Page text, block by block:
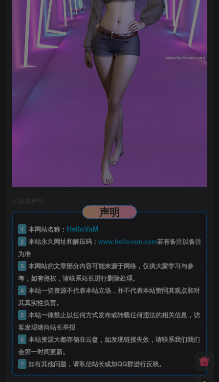
版权声明
声明
1 本网站名称： HelloVaM
2 本站永久网址和解压码： www.hellovam.com若有备注以备注
为准
3 本网站的文章部分内容可能来源于网络，仅供大家学习与参
考，如有侵权，请联系站长进行删除处理。
4 本站一切资源不代表本站立场，并不代表本站赞同其观点和对
其真实性负责。
5 本站一律禁止以任何方式发布或转载任何违法的相关信息，访
客发现请向站长举报
6 本站资源大都存储在云盘，如发现链接失效，请联系我们我们
会第一时间更新。
7 如有其他问题，请私信站长或加QQ群进行反映。